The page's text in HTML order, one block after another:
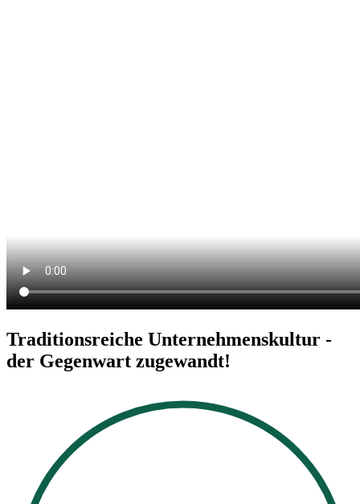
Traditionsreiche Unternehmenskultur -
der Gegenwart zugewandt!